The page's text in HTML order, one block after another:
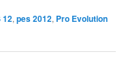
12,pes 2012, Pro Evolution